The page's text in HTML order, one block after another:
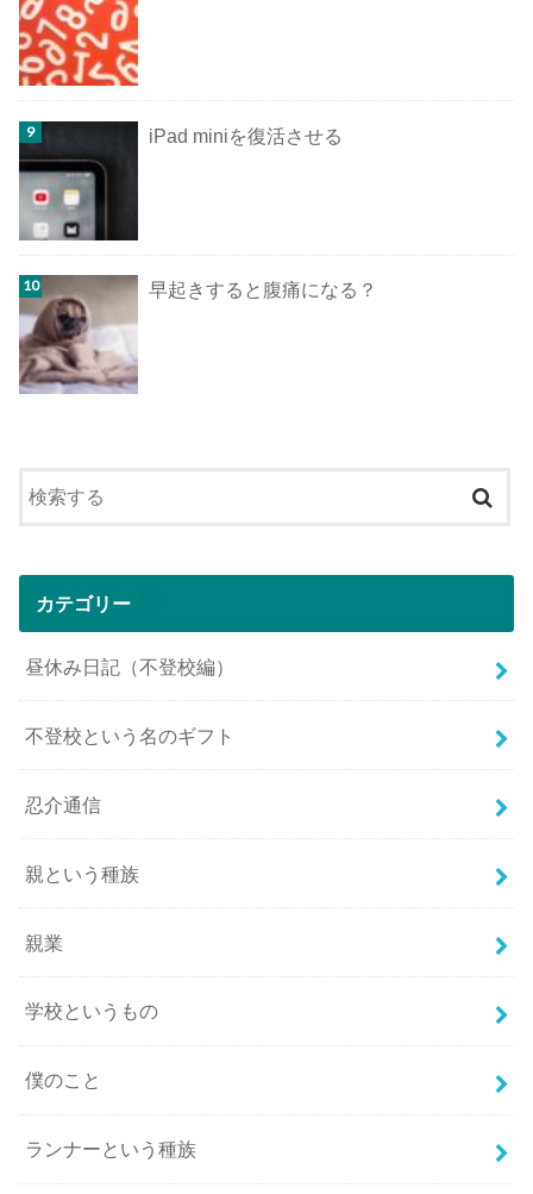
iPad miniを復活させる
早起きすると腹痛になる？
カテゴリー
昼休み日記（不登校編）
不登校という名のギフト
忍介通信
親という種族
親業
学校というもの
僕のこと
ランナーという種族